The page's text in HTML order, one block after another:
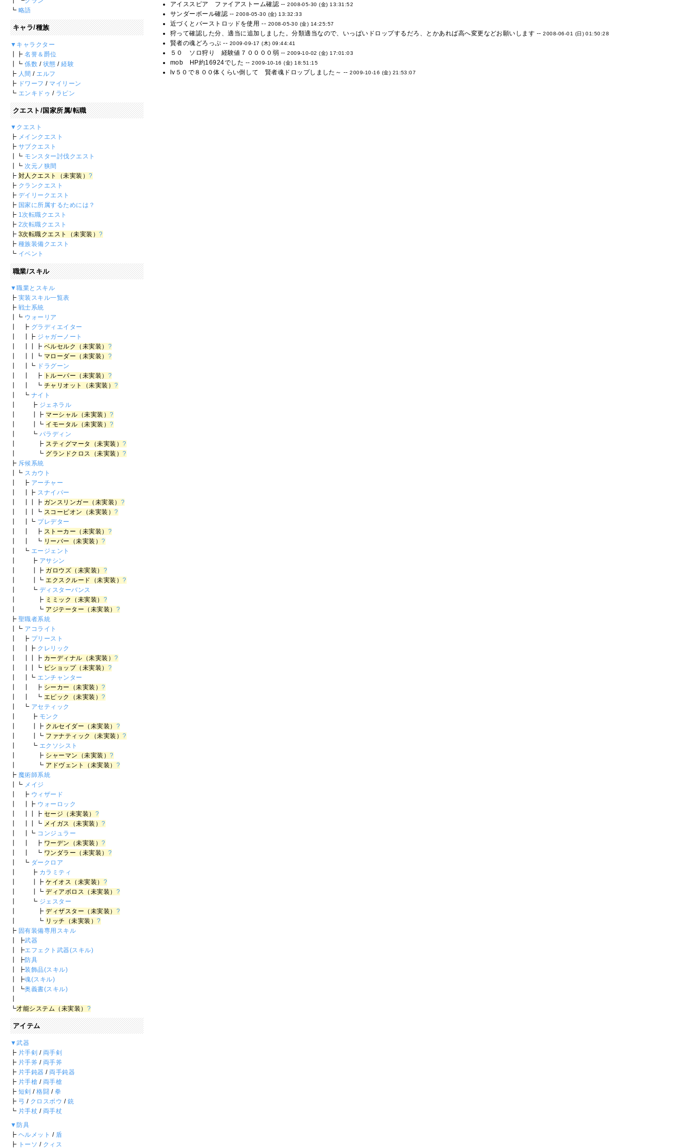
アイススピア ファイアストーム確認 --2008-05-30 (金) 13:31:52
サンダーボール確認 --2008-05-30 (金) 13:32:33
近づくとバーストロッドを使用 -- 2008-05-30 (金) 14:25:57
狩って確認した分、適当に追加しました。分類適当なので、いっぱいドロップするだろ、とかあれば高へ変更などお願いします --2008-06-01 (日) 01:50:28
賢者の魂どろっぷ -- 2009-09-17 (木) 09:44:41
５０ ソロ狩り 経験値７００００弱 --2009-10-02 (金) 17:01:03
mob HP約16924でした --2009-10-16 (金) 18:51:15
lv５０で８００体くらい倒して 賢者魂ドロップしました～ --2009-10-16 (金) 21:53:07
┗ 略語
キャラ/種族
▼キャラクター
┃┣名誉＆爵位
┃┗係数 / 状態 /経験
┣ 人間 / エルフ
┣ ドワーフ / マイリーン
┗ エンキドゥ / ラピン
クエスト/国家所属/転職
▼クエスト
┣ メインクエスト
┣ サブクエスト
┃┗ モンスター討伐クエスト
┃┗ 次元ノ狭間
┣ 対人クエスト（未実装）?
┣ クランクエスト
┣ デイリークエスト
┣ 国家に所属するためには？
┣ 1次転職クエスト
┣ 2次転職クエスト
┣ 3次転職クエスト（未実装）?
┣ 種族装備クエスト
┗ イベント
職業/スキル
▼職業とスキル
┣ 実装スキル一覧表
┣ 戦士系統
┃┗ ウォーリア
┃ ┣ グラディエイター
┃ ┃┣ ジャガーノート
┃ ┃┃┣ ベルセルク（未実装） ?
┃ ┃┃┗ マローダー（未実装） ?
┃ ┃┗ ドラグーン
┃ ┃ ┣ トルーパー（未実装） ?
┃ ┃ ┗ チャリオット（未実装）?
┃ ┗ ナイト
┃ ┣ ジェネラル
┃ ┃┣ マーシャル（未実装）?
┃ ┃┗ イモータル（未実装）?
┃ ┗ パラディン
┃ ┣ スティグマータ（未実装）?
┃ ┗ グランドクロス（未実装）?
┣ 斥候系統
┃┗ スカウト
┃ ┣ アーチャー
┃ ┃┣ スナイパー
┃ ┃┃┣ ガンスリンガー（未実装） ?
┃ ┃┃┗ スコーピオン（未実装）?
┃ ┃┗ プレデター
┃ ┃ ┣ ストーカー（未実装） ?
┃ ┃ ┗ リーバー（未実装）?
┃ ┗ エージェント
┃ ┣ アサシン
┃ ┃┣ ガロウズ（未実装） ?
┃ ┃┗エクスクルード（未実装）?
┃ ┗ ディスターバンス
┃ ┣ ミミック（未実装） ?
┃ ┗ アジテーター（未実装） ?
┣ 聖職者系統
┃┗ アコライト
┃ ┣ プリースト
┃ ┃┣ クレリック
┃ ┃┃┣ カーディナル（未実装）?
┃ ┃┃┗ ビショップ（未実装） ?
┃ ┃┗ エンチャンター
┃ ┃ ┣ シーカー（未実装）?
┃ ┃ ┗ エピック（未実装）?
┃ ┗ アセティック
┃ ┣ モンク
┃ ┃┣ クルセイダー（未実装） ?
┃ ┃┗ ファナティック（未実装）?
┃ ┗ エクソシスト
┃ ┣ シャーマン（未実装）?
┃ ┗ アドヴェント（未実装） ?
┣ 魔術師系統
┃┗ メイジ
┃ ┣ ウィザード
┃ ┃┣ ウォーロック
┃ ┃┃┣ セージ（未実装） ?
┃ ┃┃┗ メイガス（未実装）?
┃ ┃┗ コンジュラー
┃ ┃ ┣ ワーデン（未実装）?
┃ ┃ ┗ ワンダラー（未実装） ?
┃ ┗ ダークロア
┃ ┣ カラミティ
┃ ┃┣ケイオス（未実装） ?
┃ ┃┗ディアボロス（未実装） ?
┃ ┗ ジェスター
┃ ┣ディザスター（未実装） ?
┃ ┗ リッチ（未実装）?
┣ 固有装備専用スキル
┃ ┣武器
┃ ┣エフェクト武器(スキル)
┃ ┣防具
┃ ┣装飾品(スキル)
┃ ┣魂(スキル)
┃ ┗奥義書(スキル)
┗才能システム（未実装） ?
アイテム
▼武器
┣ 片手剣 / 両手剣
┣ 片手斧 / 両手斧
┣ 片手鈍器 / 両手鈍器
┣ 片手槍 / 両手槍
┣ 短剣 /格闘 / 拳
┣ 弓 / クロスボウ / 銃
┗ 片手杖 / 両手杖
▼防具
┣ ヘルメット / 盾
┣ トーソ / クィス